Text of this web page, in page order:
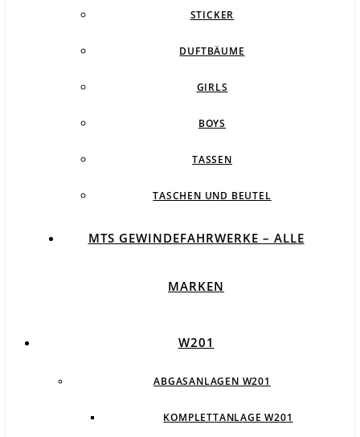
STICKER
DUFTBÄUME
GIRLS
BOYS
TASSEN
TASCHEN UND BEUTEL
MTS GEWINDEFAHRWERKE – ALLE
MARKEN
W201
ABGASANLAGEN W201
KOMPLETTANLAGE W201